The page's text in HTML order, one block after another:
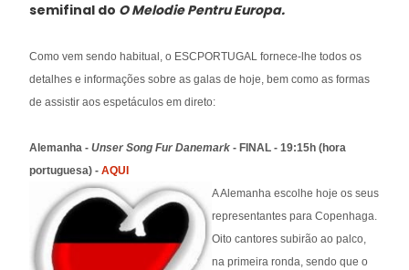
semifinal do O Melodie Pentru Europa.
Como vem sendo habitual, o ESCPORTUGAL fornece-lhe todos os
detalhes e informações sobre as galas de hoje, bem como as formas
de assistir aos espetáculos em direto:
Alemanha - Unser Song Fur Danemark - FINAL - 19:15h (hora
portuguesa) - AQUI
A Alemanha escolhe hoje os seus
representantes para Copenhaga.
Oito cantores subirão ao palco,
na primeira ronda, sendo que o